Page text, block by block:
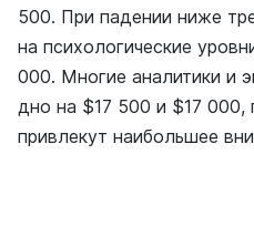
500. При падении ниже
на психологические
000. Многие аналитики и
дно на $17 500 и $17 000,
привлекут наибольшее